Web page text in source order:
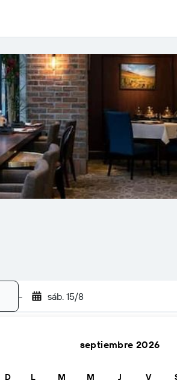
- sáb. 15/8
D
septiembre 2026
L M M J V